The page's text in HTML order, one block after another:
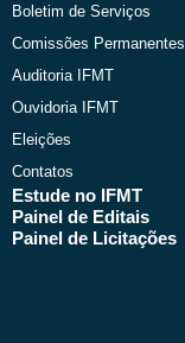
Boletim de Serviços
Comissões Permanentes
Auditoria IFMT
Ouvidoria IFMT
Eleições
Contatos
Estude no IFMT
Painel de Editais
Painel de Licitações